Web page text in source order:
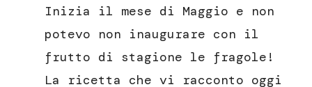
fragole
verde
Inizia il mese di Maggio e non
potevo non inaugurare con il
frutto di stagione le fragole!
La ricetta che vi racconto oggi